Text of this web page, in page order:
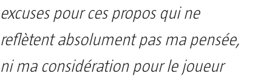
excuses pour ces propos qui ne
reflètent absolument pas ma pensée,
ni ma considération pour le joueur